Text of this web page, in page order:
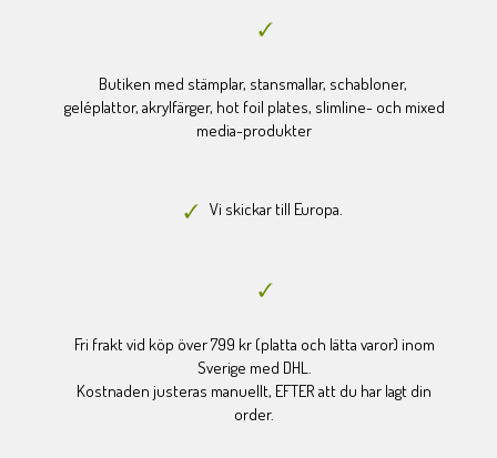
Butiken med stämplar, stansmallar, schabloner,
geléplattor, akrylfärger, hot foil plates, slimline- och mixed
media-produkter
Vi skickar till Europa.
Fri frakt vid köp över 799 kr (platta och lätta varor) inom
Sverige med DHL.
Kostnaden justeras manuellt, EFTER att du har lagt din
order.